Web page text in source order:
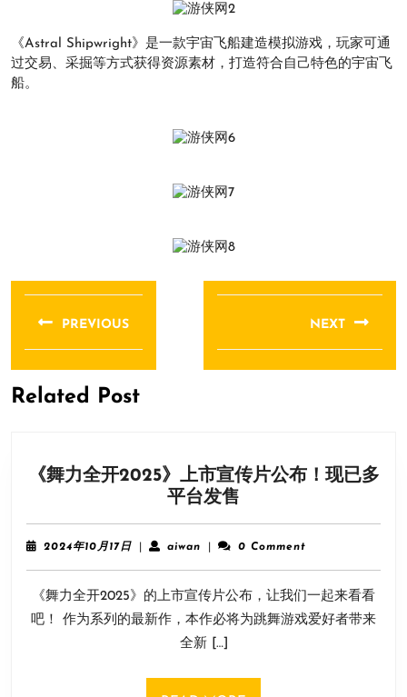
《Astral Shipwright》是一款宇宙飞船建造模拟游戏，玩家可通
过交易、采掘等方式获得资源素材，打造符合自己特色的宇宙飞
船。
文
导
航
PREVIOUS
post:
NEXT
post:
Related Post
《舞力全开2025》上市宣传片公布！现已多
平台发售
力
全
2025》
上
市
2024年10月17日2024
月
17
日
aiwanaiwan 0 Comment
《舞力全开2025》的上市宣传片公布，让我们一起来看看
吧！ 作为系列的最新作，本作必将为跳舞游戏爱好者带来
全新 […]